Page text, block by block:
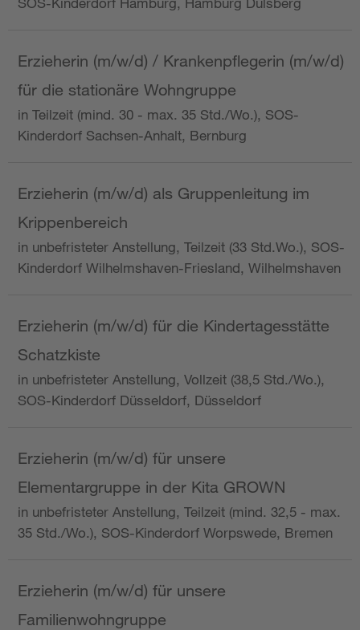
Erzieherin (m/w/d) / Krankenpflegerin (m/w/d)
für die stationäre Wohngruppe
in Teilzeit (mind. 30 - max. 35 Std./Wo.), SOS-
Kinderdorf Sachsen-Anhalt, Bernburg
Erzieherin (m/w/d) als Gruppenleitung im
Krippenbereich
in unbefristeter Anstellung, Teilzeit (33 Std.Wo.), SOS-
Kinderdorf Wilhelmshaven-Friesland, Wilhelmshaven
Erzieherin (m/w/d) für die Kindertagesstätte
Schatzkiste
in unbefristeter Anstellung, Vollzeit (38,5 Std./Wo.),
SOS-Kinderdorf Düsseldorf, Düsseldorf
Erzieherin (m/w/d) für unsere
Elementargruppe in der Kita GROWN
in unbefristeter Anstellung, Teilzeit (mind. 32,5 - max.
35 Std./Wo.), SOS-Kinderdorf Worpswede, Bremen
Erzieherin (m/w/d) für unsere
Familienwohngruppe